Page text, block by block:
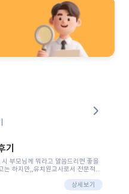
기
부모님께 뭐라고 말씀드리면 좋을
는 하지만,,유치원교사로서 전문적인
거 아니죠 ㅜㅜ)꼬망봇의 장점은 지
상세보기